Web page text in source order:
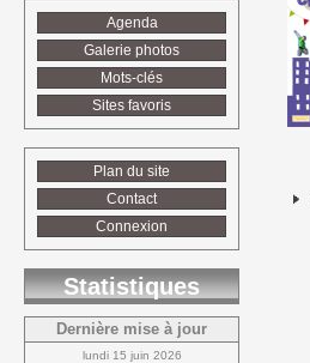
Agenda
Galerie photos
Mots-clés
Sites favoris
Plan du site
Contact
Connexion
Statistiques
Dernière mise à jour
lundi 15 juin 2026